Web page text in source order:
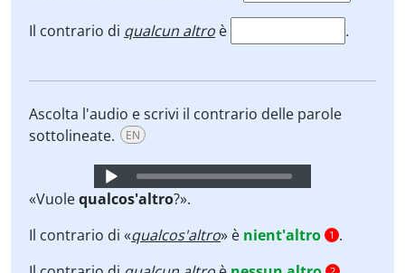
Il contrario di qualcun altro è .
Ascolta l'audio e scrivi il contrario delle parole
sottolineate.
EN
Audio
Player
«Vuolequalcos'altro?».
Il contrario di «qualcos'altro» è nient'altro 1 .